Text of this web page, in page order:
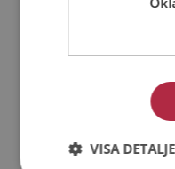
Underlaget för
facklitteratur. Frågan vi
VISA